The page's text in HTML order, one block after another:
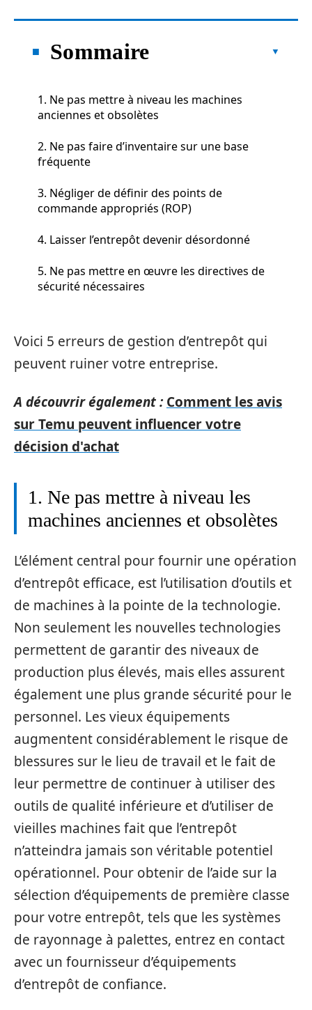
Sommaire
1. Ne pas mettre à niveau les machines
anciennes et obsolètes
2. Ne pas faire d’inventaire sur une base
fréquente
3. Négliger de définir des points de
commande appropriés (ROP)
4. Laisser l’entrepôt devenir désordonné
5. Ne pas mettre en œuvre les directives de
sécurité nécessaires
Voici 5 erreurs de gestion d’entrepôt qui
peuvent ruiner votre entreprise.
A découvrir également : Comment les avis
sur Temu peuvent influencer votre
décision d'achat
1. Ne pas mettre à niveau les
machines anciennes et obsolètes
L’élément central pour fournir une opération
d’entrepôt efficace, est l’utilisation d’outils et
de machines à la pointe de la technologie.
Non seulement les nouvelles technologies
permettent de garantir des niveaux de
production plus élevés, mais elles assurent
également une plus grande sécurité pour le
personnel. Les vieux équipements
augmentent considérablement le risque de
blessures sur le lieu de travail et le fait de
leur permettre de continuer à utiliser des
outils de qualité inférieure et d’utiliser de
vieilles machines fait que l’entrepôt
n’atteindra jamais son véritable potentiel
opérationnel. Pour obtenir de l’aide sur la
sélection d’équipements de première classe
pour votre entrepôt, tels que les systèmes
de rayonnage à palettes, entrez en contact
avec un fournisseur d’équipements
d’entrepôt de confiance.